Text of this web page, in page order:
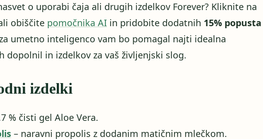
o uporabi čaja ali drugih izdelkov Forever? Kliknite na
obiščite pomočnika AI in pridobite dodatnih 15% popusta
umetno inteligenco vam bo pomagal najti idealna
dopolnil in izdelkov za vaš življenjski slog.
izdelki
% čisti gel Aloe Vera.
– naravni propolis z dodanim matičnim mlečkom.